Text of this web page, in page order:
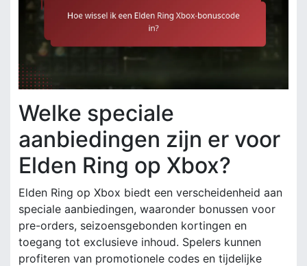
Welke speciale
aanbiedingen zijn er voor
Elden Ring op Xbox?
Elden Ring op Xbox biedt een verscheidenheid aan
speciale aanbiedingen, waaronder bonussen voor
pre-orders, seizoensgebonden kortingen en
toegang tot exclusieve inhoud. Spelers kunnen
profiteren van promotionele codes en tijdelijke